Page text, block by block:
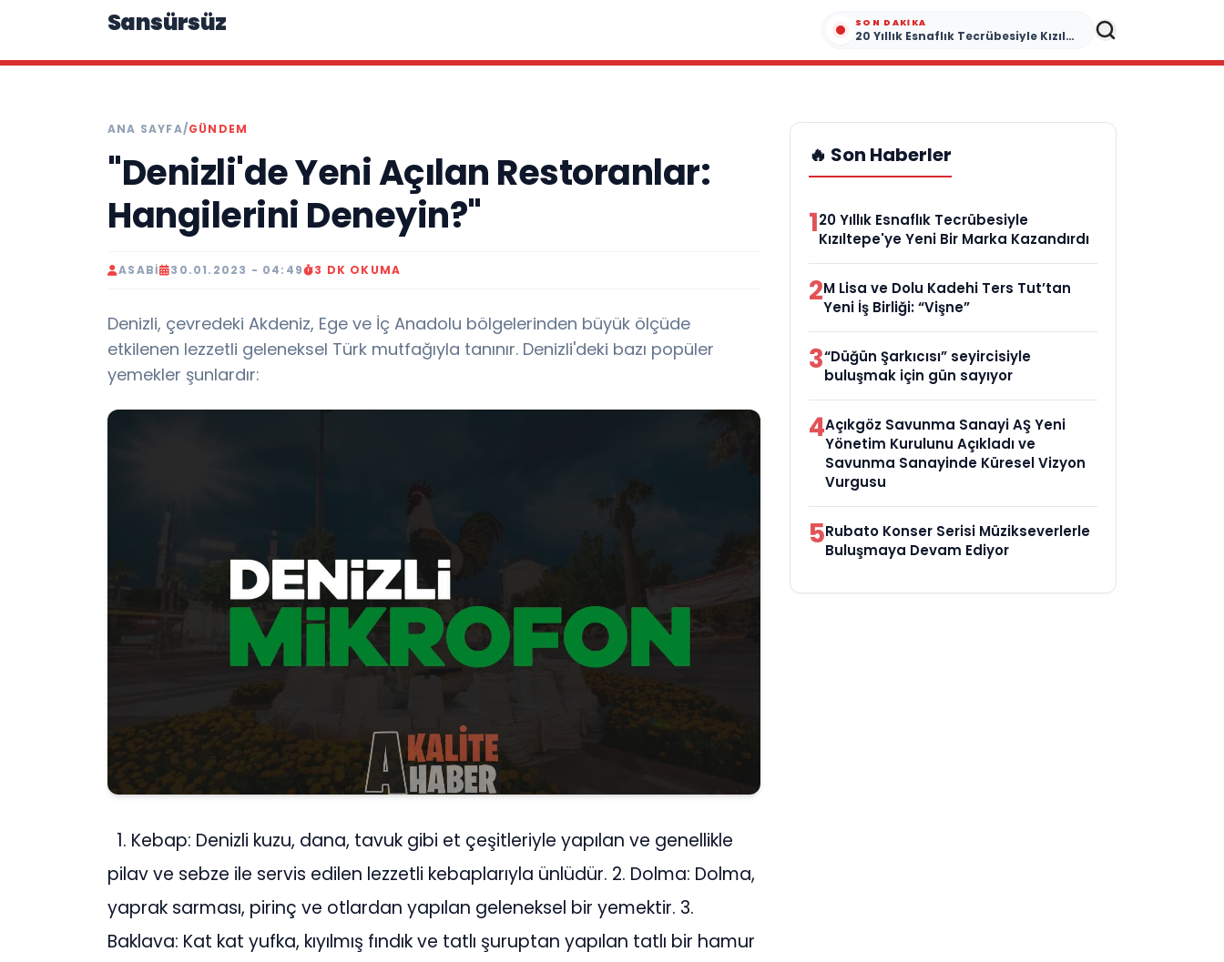
Sansürsüz SON DAKIKA
20 Yıllık Esnaflık Tecrübesiyle Kızıltepe'ye Yeni Bir Marka Kazandırdı
ANA SAYFA/GÜNDEM
"Denizli'de Yeni Açılan Restoranlar:
Hangilerini Deneyin?"
ASABI 30.01.2023 - 04:49 3 DK OKUMA
Denizli, çevredeki Akdeniz, Ege ve İç Anadolu bölgelerinden büyük ölçüde
etkilenen lezzetli geleneksel Türk mutfağıyla tanınır. Denizli'deki bazı popüler
yemekler şunlardır:
1. Kebap: Denizli kuzu, dana, tavuk gibi et çeşitleriyle yapılan ve genellikle
pilav ve sebze ile servis edilen lezzetli kebaplarıyla ünlüdür. 2. Dolma: Dolma,
yaprak sarması, pirinç ve otlardan yapılan geleneksel bir yemektir. 3.
Baklava: Kat kat yufka, kıyılmış fındık ve tatlı şuruptan yapılan tatlı bir hamur
🔥 Son Haberler
120 Yıllık Esnaflık Tecrübesiyle
Kızıltepe'ye Yeni Bir Marka Kazandırdı
2M Lisa ve Dolu Kadehi Ters Tut’tan
Yeni İş Birliği: “Vişne”
3“Düğün Şarkıcısı” seyircisiyle
buluşmak için gün sayıyor
4Açıkgöz Savunma Sanayi AŞ Yeni
Yönetim Kurulunu Açıkladı ve
Savunma Sanayinde Küresel Vizyon
Vurgusu
5Rubato Konser Serisi Müzikseverlerle
Buluşmaya Devam Ediyor